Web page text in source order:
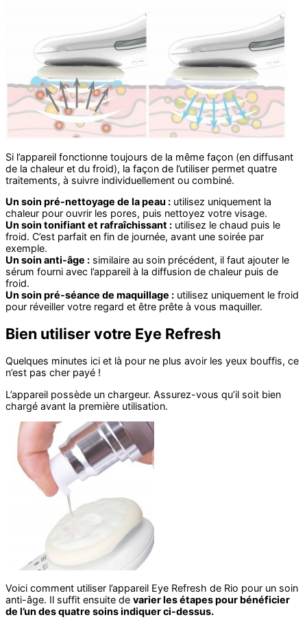
Si l’appareil fonctionne toujours de la même façon (en diffusant
de la chaleur et du froid), la façon de l’utiliser permet quatre
traitements, à suivre individuellement ou combiné.
Un soin pré-nettoyage de la peau : utilisez uniquement la
chaleur pour ouvrir les pores, puis nettoyez votre visage.
Un soin tonifiant et rafraîchissant : utilisez le chaud puis le
froid. C’est parfait en fin de journée, avant une soirée par
exemple.
Un soin anti-âge : similaire au soin précédent, il faut ajouter le
sérum fourni avec l’appareil à la diffusion de chaleur puis de
froid.
Un soin pré-séance de maquillage : utilisez uniquement le froid
pour réveiller votre regard et être prête à vous maquiller.
Bien utiliser votre Eye Refresh
Quelques minutes ici et là pour ne plus avoir les yeux bouffis, ce
n’est pas cher payé !
L’appareil possède un chargeur. Assurez-vous qu’il soit bien
chargé avant la première utilisation.
Voici comment utiliser l’appareil Eye Refresh de Rio pour un soin
anti-âge. Il suffit ensuite de varier les étapes pour bénéficier
de l’un des quatre soins indiquer ci-dessus.